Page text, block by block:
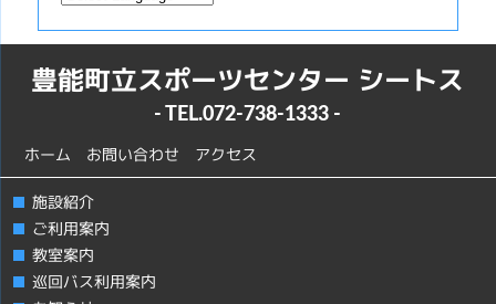
豊能町立スポーツセンター シートス
- TEL.072-738-1333 -
ホーム お問い合わせ アクセス
施設紹介
ご利用案内
教室案内
巡回バス利用案内